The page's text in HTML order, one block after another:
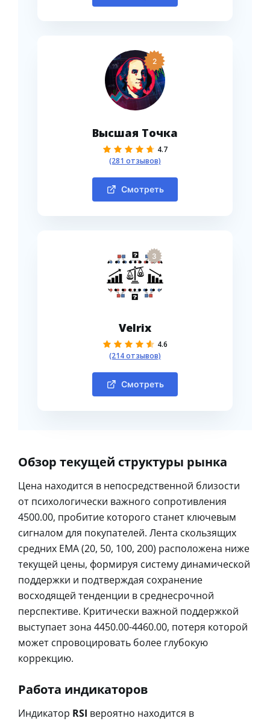
2
Высшая Точка
4.7
(281 отзывов)
Смотреть
3
Velrix
4.6
(214 отзывов)
Смотреть
Обзор текущей структуры рынка
Цена находится в непосредственной близости
от психологически важного сопротивления
4500.00, пробитие которого станет ключевым
сигналом для покупателей. Лента скользящих
средних EMA (20, 50, 100, 200) расположена ниже
текущей цены, формируя систему динамической
поддержки и подтверждая сохранение
восходящей тенденции в среднесрочной
перспективе. Критически важной поддержкой
выступает зона 4450.00-4460.00, потеря которой
может спровоцировать более глубокую
коррекцию.
Работа индикаторов
Индикатор RSI вероятно находится в